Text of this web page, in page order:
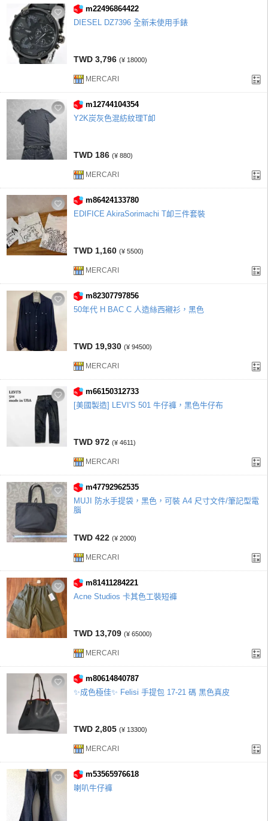
m22496864422
DIESEL DZ7396 全新未使用手錶
TWD 3,796 (¥ 18000)
MERCARI
m12744104354
Y2K炭灰色混紡紋理T卹
TWD 186 (¥ 880)
MERCARI
m86424133780
EDIFICE AkiraSorimachi T卹三件套裝
TWD 1,160 (¥ 5500)
MERCARI
m82307797856
50年代 H BAC C 人造絲西襯衫，黑色
TWD 19,930 (¥ 94500)
MERCARI
m66150312733
[美國製造] LEVI'S 501 牛仔褲，黑色牛仔布
TWD 972 (¥ 4611)
MERCARI
m47792962535
MUJI 防水手提袋，黑色，可裝 A4 尺寸文件/筆記型電
腦
TWD 422 (¥ 2000)
MERCARI
m81411284221
Acne Studios 卡其色工裝短褲
TWD 13,709 (¥ 65000)
MERCARI
m80614840787
✨️成色極佳✨️ Felisi 手提包 17-21 碼 黑色真皮
TWD 2,805 (¥ 13300)
MERCARI
m53565976618
喇叭牛仔褲